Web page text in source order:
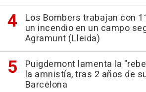
Los Bombers trabajan con
un incendio en un campo
Agramunt (Lleida)
Puigdemont lamenta la
la amnistía, tras 2 años de
Barcelona